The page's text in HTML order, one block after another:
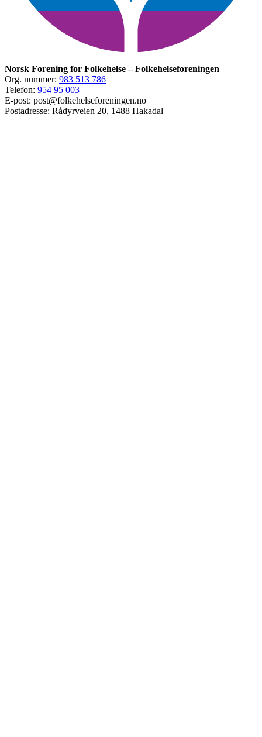
Norsk Forening for Folkehelse – Folkehelseforeningen
Org. nummer: 983 513 786
Telefon: 954 95 003
E-post: post@folkehelseforeningen.no
Postadresse: Rådyrveien 20, 1488 Hakadal